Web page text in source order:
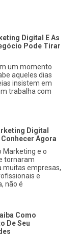
Digital E As
Pode Tirar
um momento
aqueles dias
insistem em
trabalha com
Digital
Agora
Marketing e o
tornaram
empresas,
e
não é
Como
De Seu